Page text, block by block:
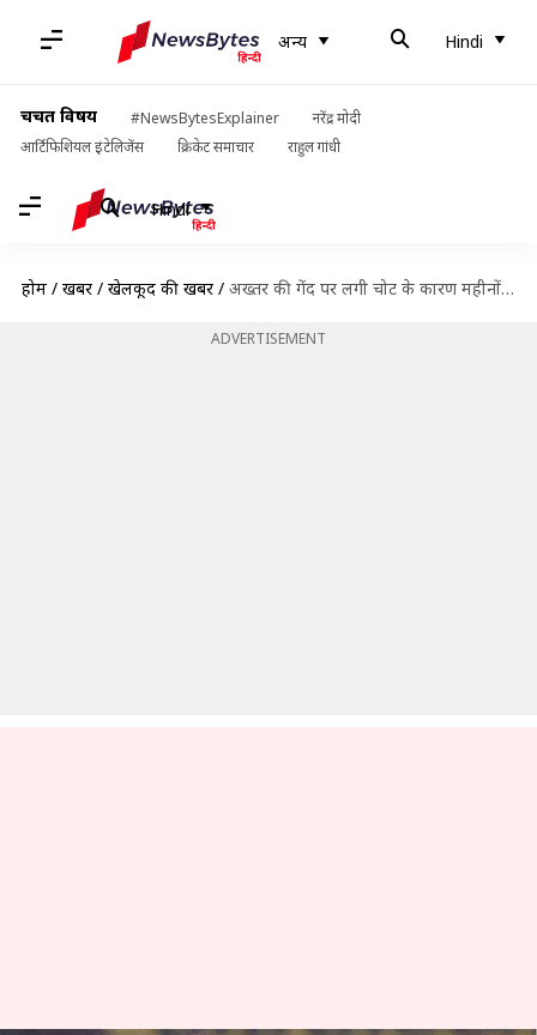
अन्य Hindi
चर्चित विषय #NewsBytesExplainer
नरेंद्र मोदी
आर्टिफिशियल इंटेलिजेंस
क्रिकेट समाचार राहुल गांधी
Hindi
होम / खबरें / खेलकूद की खबरें / अख्तर की गेंद पर लगी चोट के कारण महीनों तक परेशान थे सचिन, खुद किया खुलासा
ADVERTISEMENT